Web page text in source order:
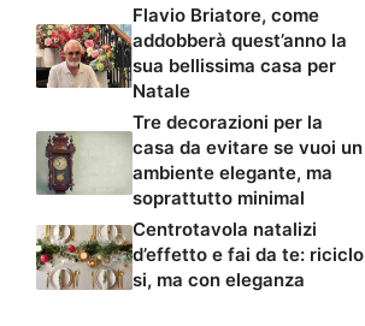
Flavio Briatore, come
addobberà quest’anno la
sua bellissima casa per
Natale
Tre decorazioni per la
casa da evitare se vuoi un
ambiente elegante, ma
soprattutto minimal
Centrotavola natalizi
d’effetto e fai da te: riciclo
si, ma con eleganza